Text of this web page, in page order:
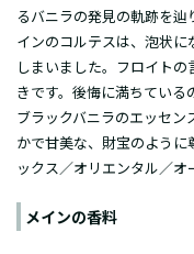
るバニラの発見の軌跡を辿
インのコルテスは、泡状
しまいました。フロイト
きです。後悔に満ちてい
ブラックバニラのエッセ
かで甘美な、財宝のよう
ックス／オリエンタル／オ
メインの香料